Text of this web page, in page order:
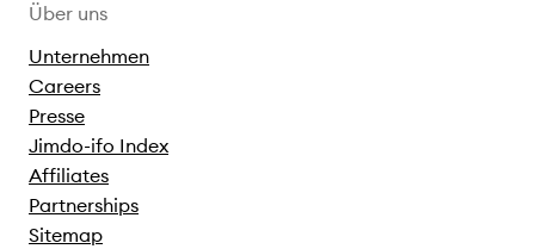
Über uns
Unternehmen
Careers
Presse
Jimdo-ifo Index
Affiliates
Partnerships
Sitemap